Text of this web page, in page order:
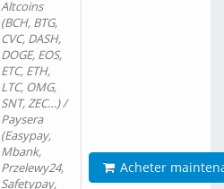
Altcoins
(BCH, BTG,
CVC, DASH,
DOGE, EOS,
ETC, ETH,
LTC, OMG,
SNT, ZEC…) /
Paysera
(Easypay,
Mbank,
Przelewy24,
Safetypay,
Acheter